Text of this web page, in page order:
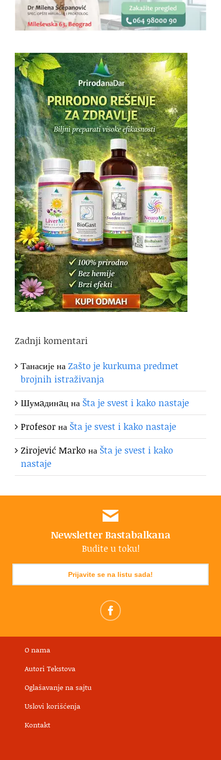
Zadnji komentari
ТанасијенаZašto je kurkuma predmet
brojnih istraživanja
Шумaдинaцна Šta je svest i kako nastaje
Profesorна Šta je svest i kako nastaje
Zirojević Marko на Šta je svest i kako
nastaje
Newsletter Bastabalkana
Budite u toku!
Prijavite se na listu sada!
O nama
Autori Tekstova
Oglašavanje na sajtu
Uslovi korišćenja
Kontakt